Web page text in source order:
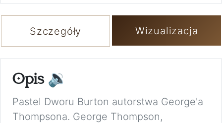
Szczegóły Wizualizacja
Opis 🔉
Pastel Dworu Burton autorstwa George'a
Thompsona. George Thompson,